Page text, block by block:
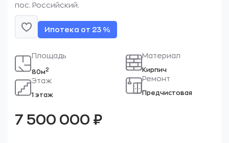
пос. Российский.
Ипотека от 23 %
Площадь
80м2
Этаж
1 этаж
Материал
Кирпич
Ремонт
Предчистовая
7 500 000 ₽